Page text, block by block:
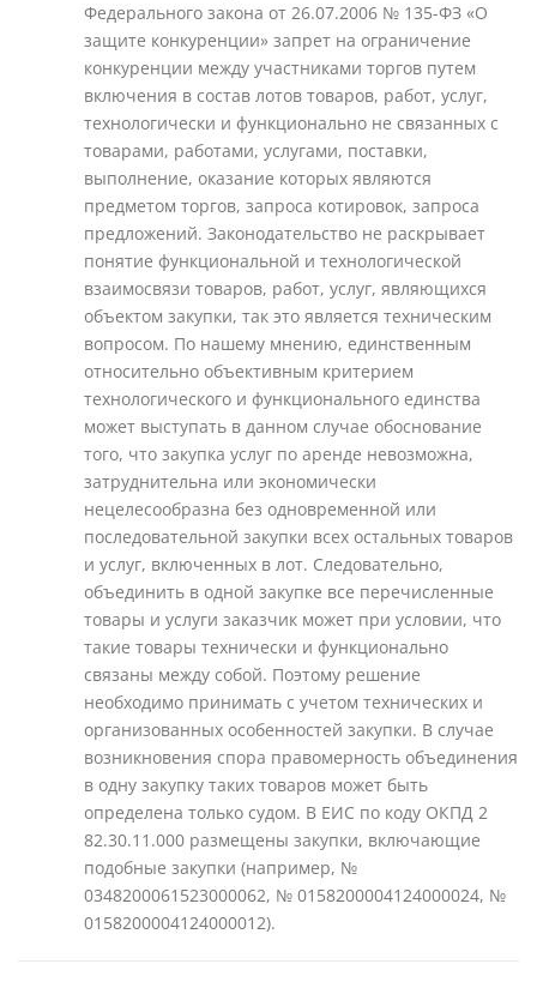
Федерального закона от 26.07.2006 № 135-ФЗ «О
защите конкуренции» запрет на ограничение
конкуренции между участниками торгов путем
включения в состав лотов товаров, работ, услуг,
технологически и функционально не связанных с
товарами, работами, услугами, поставки,
выполнение, оказание которых являются
предметом торгов, запроса котировок, запроса
предложений. Законодательство не раскрывает
понятие функциональной и технологической
взаимосвязи товаров, работ, услуг, являющихся
объектом закупки, так это является техническим
вопросом. По нашему мнению, единственным
относительно объективным критерием
технологического и функционального единства
может выступать в данном случае обоснование
того, что закупка услуг по аренде невозможна,
затруднительна или экономически
нецелесообразна без одновременной или
последовательной закупки всех остальных товаров
и услуг, включенных в лот. Следовательно,
объединить в одной закупке все перечисленные
товары и услуги заказчик может при условии, что
такие товары технически и функционально
связаны между собой. Поэтому решение
необходимо принимать с учетом технических и
организованных особенностей закупки. В случае
возникновения спора правомерность объединения
в одну закупку таких товаров может быть
определена только судом. В ЕИС по коду ОКПД 2
82.30.11.000 размещены закупки, включающие
подобные закупки (например, №
0348200061523000062, № 0158200004124000024, №
0158200004124000012).